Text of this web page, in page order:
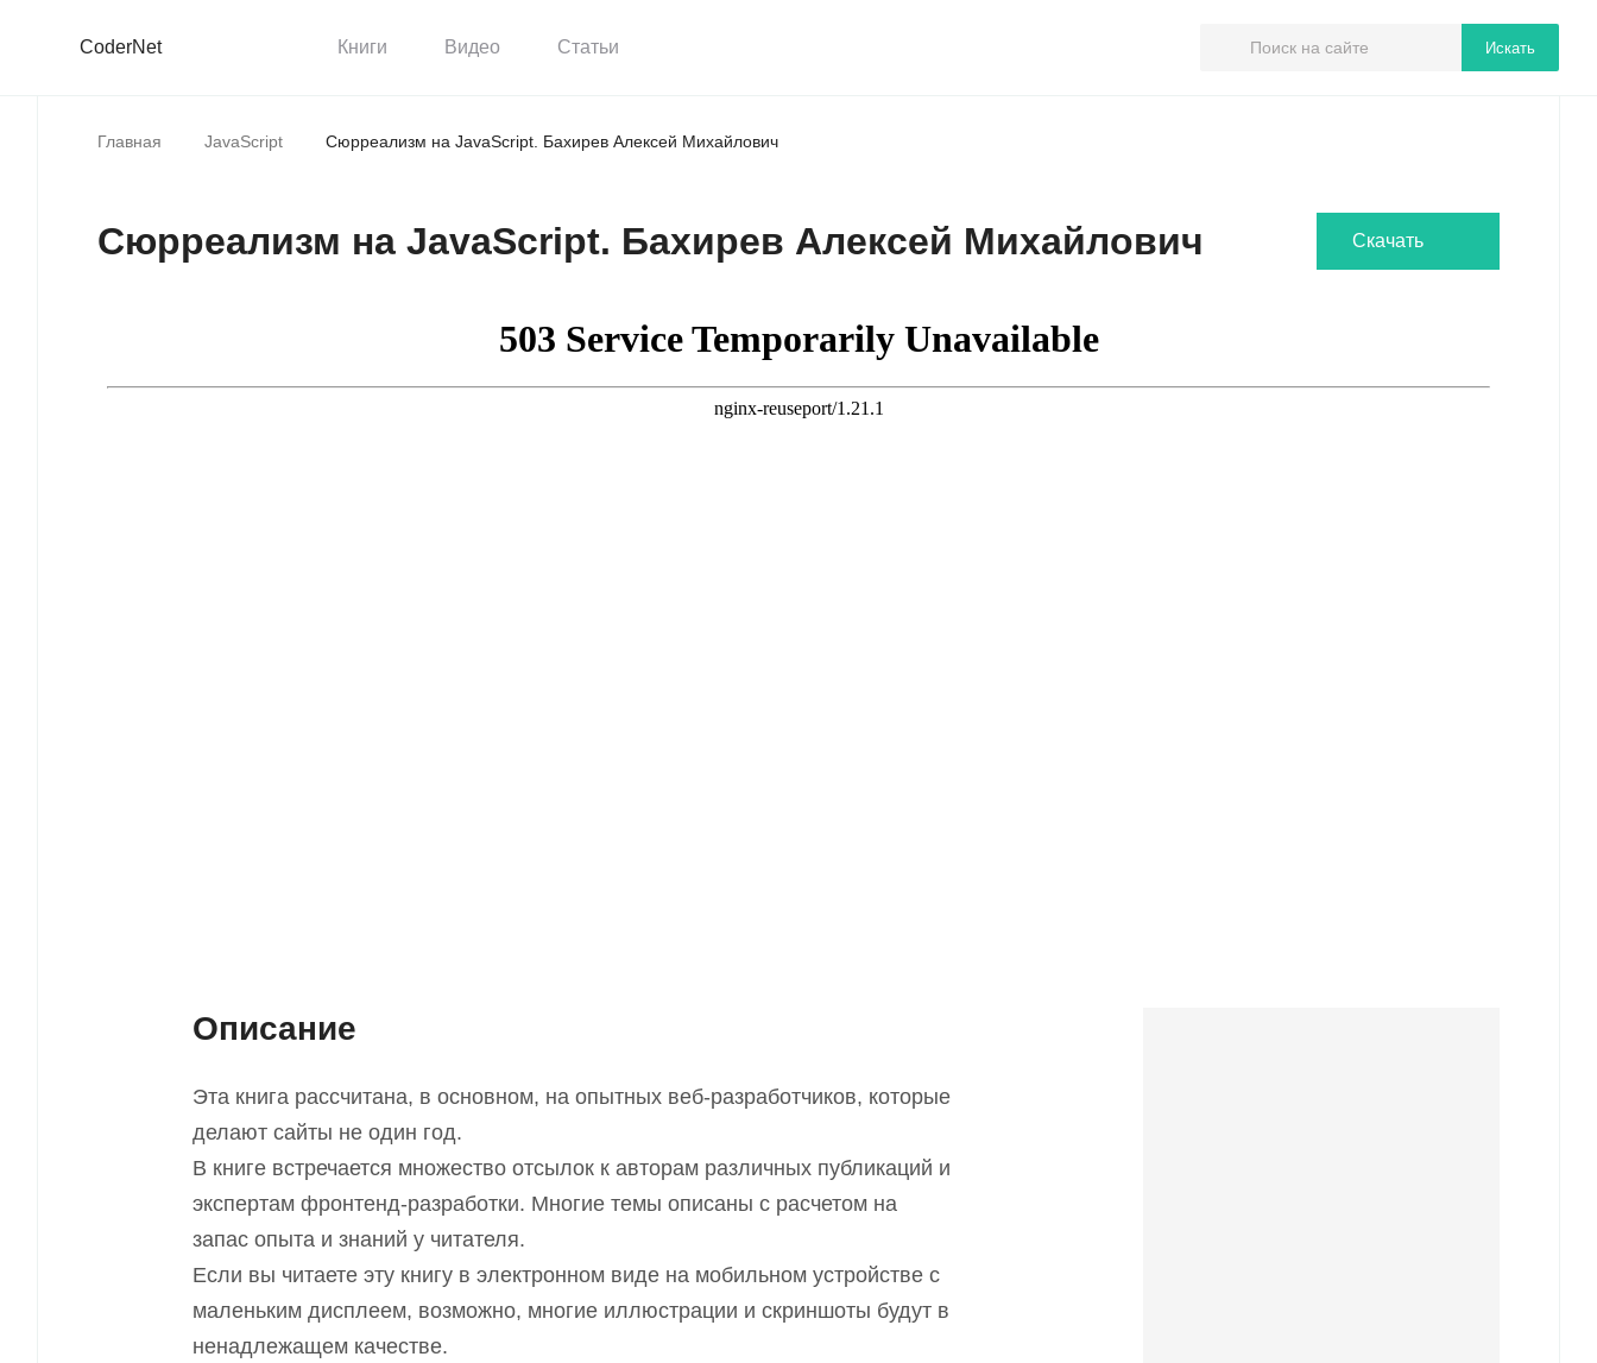
CoderNet Книги Видео Статьи Искать
Главная JavaScript Сюрреализм на JavaScript. Бахирев Алексей Михайлович
Сюрреализм на JavaScript. Бахирев Алексей Михайлович Скачать
Описание
Эта книга рассчитана, в основном, на опытных веб-разработчиков, которые
делают сайты не один год.
В книге встречается множество отсылок к авторам различных публикаций и
экспертам фронтенд-разработки. Многие темы описаны с расчетом на
запас опыта и знаний у читателя.
Если вы читаете эту книгу в электронном виде на мобильном устройстве с
маленьким дисплеем, возможно, многие иллюстрации и скриншоты будут в
ненадлежащем качестве.